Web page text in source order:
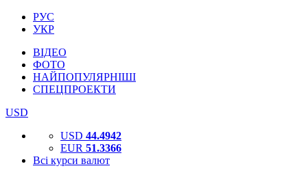
РУС
УКР
ВІДЕО
ФОТО
НАЙПОПУЛЯРНІШІ
СПЕЦПРОЕКТИ
USD
USD 44.4942
EUR 51.3366
Всі курси валют